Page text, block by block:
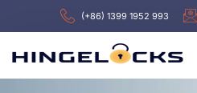
(+86) 1399 1952 993